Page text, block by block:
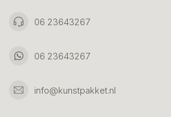
06 23643267
06 23643267
info@kunstpakket.nl